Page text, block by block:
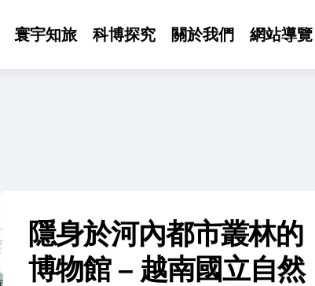
寰宇知旅 科博探究 關於我們 網站導覽
隱身於河內都市叢林的
博物館 – 越南國立自然